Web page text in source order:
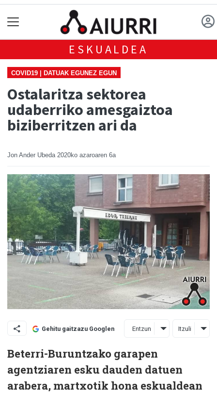
ESKUALDEA
COVID19 | DATUAK EGUNEZ EGUN
Ostalaritza sektorea
udaberriko amesgaiztoa
biziberritzen ari da
Jon Ander Ubeda 2020ko azaroaren 6a
Gehitu gaitzazu Googlen Entzun Itzuli
Beterri-Buruntzako garapen
agentziaren esku dauden datuen
arabera, martxotik hona eskualdean